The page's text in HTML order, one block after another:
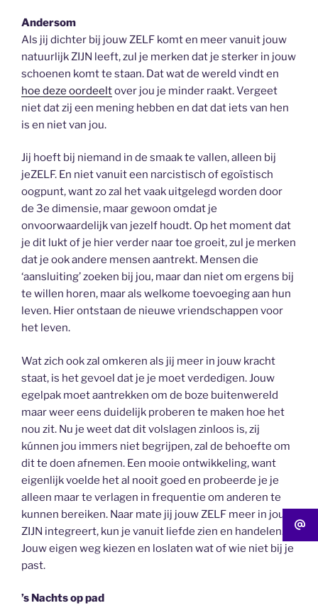
Andersom
Als jij dichter bij jouw ZELF komt en meer vanuit jouw
natuurlijk ZIJN leeft, zul je merken dat je sterker in jouw
schoenen komt te staan. Dat wat de wereld vindt en
hoe deze oordeeltover jou je minder raakt. Vergeet
niet dat zij een mening hebben en dat dat iets van hen
is en niet van jou.
Jij hoeft bij niemand in de smaak te vallen, alleen bij
jeZELF. En niet vanuit een narcistisch of egoïstisch
oogpunt, want zo zal het vaak uitgelegd worden door
de 3e dimensie, maar gewoon omdat je
onvoorwaardelijk van jezelf houdt. Op het moment dat
je dit lukt of je hier verder naar toe groeit, zul je merken
dat je ook andere mensen aantrekt. Mensen die
‘aansluiting’ zoeken bij jou, maar dan niet om ergens bij
te willen horen, maar als welkome toevoeging aan hun
leven. Hier ontstaan de nieuwe vriendschappen voor
het leven.
Wat zich ook zal omkeren als jij meer in jouw kracht
staat, is het gevoel dat je je moet verdedigen. Jouw
egelpak moet aantrekken om de boze buitenwereld
maar weer eens duidelijk proberen te maken hoe het
nou zit. Nu je weet dat dit volslagen zinloos is, zij
kúnnen jou immers niet begrijpen, zal de behoefte om
dit te doen afnemen. Een mooie ontwikkeling, want
eigenlijk voelde het al nooit goed en probeerde je je
alleen maar te verlagen in frequentie om anderen te
kunnen bereiken. Naar mate jij jouw ZELF meer in jouw
ZIJN integreert, kun je vanuit liefde zien en handelen.
Jouw eigen weg kiezen en loslaten wat of wie niet bij je
past.
’s Nachts op pad